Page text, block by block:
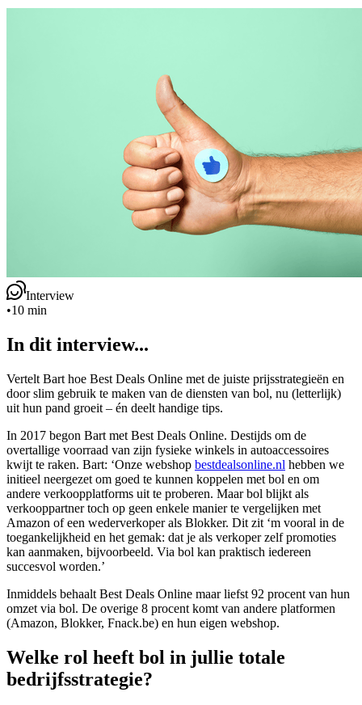
Interview
•10 min
In dit interview...
Vertelt Bart hoe Best Deals Online met de juiste prijsstrategieën en
door slim gebruik te maken van de diensten van bol, nu (letterlijk)
uit hun pand groeit – én deelt handige tips.
In 2017 begon Bart met Best Deals Online. Destijds om de
overtallige voorraad van zijn fysieke winkels in autoaccessoires
kwijt te raken. Bart: ‘Onze webshop bestdealsonline.nl hebben we
initieel neergezet om goed te kunnen koppelen met bol en om
andere verkoopplatforms uit te proberen. Maar bol blijkt als
verkooppartner toch op geen enkele manier te vergelijken met
Amazon of een wederverkoper als Blokker. Dit zit ‘m vooral in de
toegankelijkheid en het gemak: dat je als verkoper zelf promoties
kan aanmaken, bijvoorbeeld. Via bol kan praktisch iedereen
succesvol worden.’
Inmiddels behaalt Best Deals Online maar liefst 92 procent van hun
omzet via bol. De overige 8 procent komt van andere platformen
(Amazon, Blokker, Fnack.be) en hun eigen webshop.
Welke rol heeft bol in jullie totale
bedrijfsstrategie?